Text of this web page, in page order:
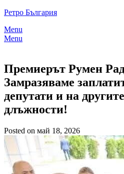
Skip
content
Ретро България
Menu
Menu
Премиерът Румен
Замразяваме
депутати и на
длъжности!
Posted on май 18, 2026